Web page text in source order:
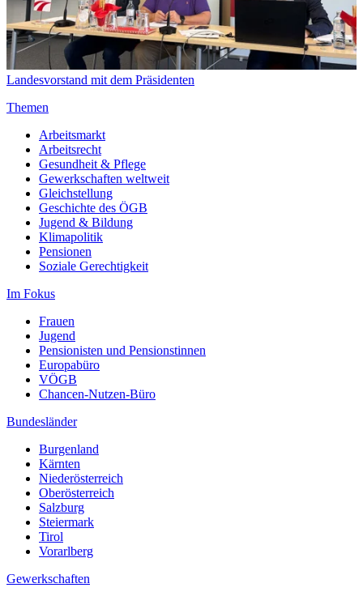
Landesvorstand mit dem Präsidenten
Themen
Arbeitsmarkt
Arbeitsrecht
Gesundheit & Pflege
Gewerkschaften weltweit
Gleichstellung
Geschichte des ÖGB
Jugend & Bildung
Klimapolitik
Pensionen
Soziale Gerechtigkeit
Im Fokus
Frauen
Jugend
Pensionisten und Pensionstinnen
Europabüro
VÖGB
Chancen-Nutzen-Büro
Bundesländer
Burgenland
Kärnten
Niederösterreich
Oberösterreich
Salzburg
Steiermark
Tirol
Vorarlberg
Gewerkschaften